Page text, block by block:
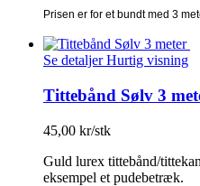
Prisen er for et bundt med 3
Se detaljerHurtig visning
Tittebånd Sølv 3
45,00 kr/stk
Guld lurex tittebånd/
eksempel et pudebetræk.